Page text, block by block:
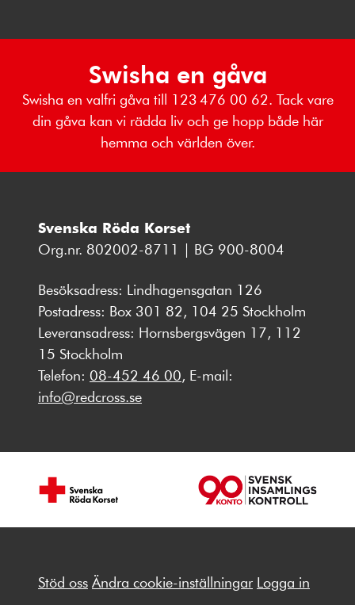
Swisha en gåva
Swisha en valfri gåva till 123 476 00 62. Tack vare
din gåva kan vi rädda liv och ge hopp både här
hemma och världen över.
Svenska Röda Korset
Org.nr. 802002-8711 | BG 900-8004
Besöksadress: Lindhagensgatan 126
Postadress: Box 301 82, 104 25 Stockholm
Leveransadress: Hornsbergsvägen 17, 112
15 Stockholm
Telefon: 08-452 46 00, E-mail:
info@redcross.se
Stöd oss Ändra cookie-inställningar Logga in